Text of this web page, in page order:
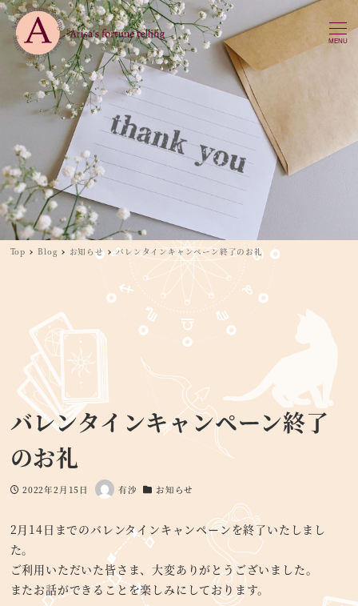
MENU
Top Blog お知らせ バレンタインキャンペーン終了のお礼
バレンタインキャンペーン終了
のお礼
投稿日
2022年2月15日
著
有沙
カテゴリー
お知らせ
2月14日までのバレンタインキャンペーンを終了いたしまし
た。
ご利用いただいた皆さま、大変ありがとうございました。
またお話ができることを楽しみにしております。